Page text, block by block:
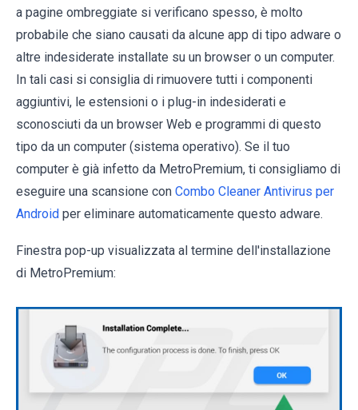
a pagine ombreggiate si verificano spesso, è molto
probabile che siano causati da alcune app di tipo adware o
altre indesiderate installate su un browser o un computer.
In tali casi si consiglia di rimuovere tutti i componenti
aggiuntivi, le estensioni o i plug-in indesiderati e
sconosciuti da un browser Web e programmi di questo
tipo da un computer (sistema operativo). Se il tuo
computer è già infetto da MetroPremium, ti consigliamo di
eseguire una scansione con Combo Cleaner Antivirus per
Android per eliminare automaticamente questo adware.
Finestra pop-up visualizzata al termine dell'installazione
di MetroPremium: